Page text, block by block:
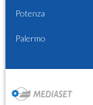
Potenza
Palermo